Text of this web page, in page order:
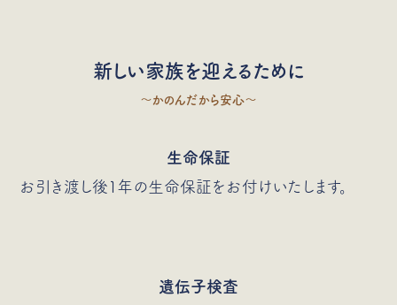
新しい家族を迎えるために
〜かのんだから安心〜
生命保証
お引き渡し後1年の生命保証をお付けいたします。
遺伝子検査